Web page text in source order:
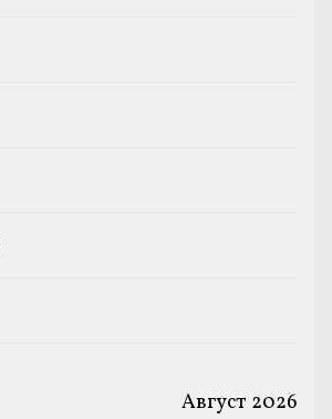
Август 2026